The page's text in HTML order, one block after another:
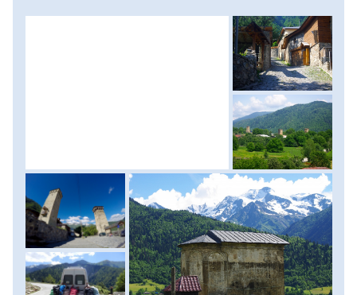
. A kiegészítő program az alap programkiírásban
szereplő tervezett menetrend után
folytatólagosan indul, azaz számodraa teljes
program 2026. augusztus 14-én indul
Kutaisziben és 2026. augusztus 27-én ér
! Kérjük, hogy részvételi
szándékodat időben jelezd felénk! A kiegészítő
jelentkezése esetén
látogatható. Ezen a helyen nemrég még élt a vérbosszú
törvénye, és Grúzián belül is különlegesnek számít
kultúrája. Elszigetelt hegyi elhelyezkedése miatti
izoláltságának köszönhetően ez a vidék megőrizte
hagyományos életformáját. Mestiába, Svaneti tartomány
fővárosába kora délután érkezünk meg. Szállás két
éjszakára Mestiában, helyi család által üzemeltetett
vendégszálláson. Szállás: magánszállás, ellátás: vacsora.